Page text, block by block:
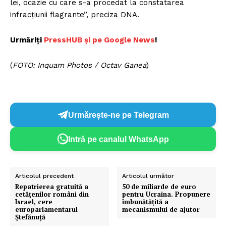
lei, ocazie cu care s-a procedat la constatarea
infracţiunii flagrante”, preciza DNA.
Urmăriți PressHUB și pe Google News!
(FOTO: Inquam Photos / Octav Ganea)
Urmărește-ne pe Telegram
Intră pe canalul WhatsApp
Articolul precedent
Repatrierea gratuită a
cetățenilor români din
Israel, cere
europarlamentarul
Ștefănuță
Articolul următor
50 de miliarde de euro
pentru Ucraina. Propunere
îmbunătățită a
mecanismului de ajutor